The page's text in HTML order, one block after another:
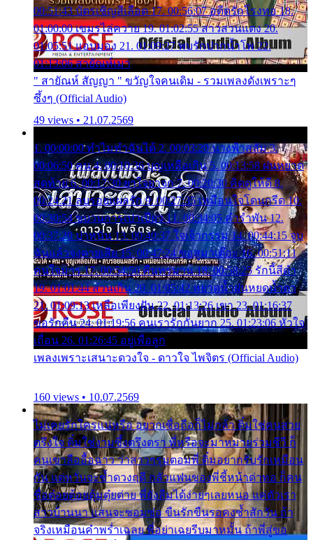
00:51:43 บัตรเชิญสีเลือด 17. 00:56:07 อดีตรักโรงทอ 18.
01:00:00 เขมรไล่ควาย 19. 01:02:55 สาวสวนแตง 20.
01:05:51 แอบมอง 21. 01:09:27 พบรักปากน้ำโพ 22.
01:13:06 สายัณห์เมา
" สายัณห์ สัญญา " ขวัญใจคนเดิม - รวมเพลงดังเพราะๆ
ซึ้งๆ (Official Audio)
49 views • 21.07.2569
1. 00:00:00 ทำไมทำฉันได้ 2. 00:03:20 นางฟ้าสลัม 3.
00:06:50 คน 4. 00:10:36 บุญเหลือเกิน 5. 00:13:58 ฝนหยาด
สุดท้าย 6. 00:17:30 ยาใจยาจก 7. 00:20:30 คิดดูให้ดี 8.
00:24:21 ลบรอยแผลรัก 9. 00:27:35 เหมือนใจโดนกรีด 10.
00:30:54 ขบวนการเปาเปียว 11. 00:34:05 คำรำพัน 12.
00:37:20 ปาหนัน 13. 00:40:37 ใจเจ้ากรรม 14. 00:44:15 จูบ
ฉันแล้วจงตายเสีย 15. 00:47:24 ขอสูมาเต๊อะ 16. 00:51:11
คนใจมาร 17. 00:54:50 คืนทรมาน 18. 00:58:25 รักนี้สีดำ
19. 01:01:44 ส่วนเกิน 20. 01:05:42 หยาดน้ำฝนหยดน้ำตา
21. 01:09:13 เหลือเพียงฝัน 22. 01:13:26 เขา 23. 01:16:37
ขอรักคืน 24. 01:19:56 คนเรารักกันยาก 25. 01:23:06 หัวใจ
เถื่อน 26. 01:26:45 อยู่เพื่อลูก
เพลงเพราะเสนาะดวงใจ - ดาวใจ ไพจิตร (Official Audio)
160 views • 10.07.2569
ไม่เคยรักใครแน่หรือ อยากเชื่อถือก็ไม่กล้า ติ๋มใช่คนสวย
ตรึงใจ ติ๋มใช่งามซึ้งตรึงตรา พี่หรือจะมาหมายร่วมชีวี ก็
คนเขาลืออื้อฉาว ว่าสาวๆรุมตอมพี่ ติ๋มอยากรับรักเหมือน
กัน แต่หวั่นจะช้ำดวงฤดี กลัวแฟนของพี่ชี้หน้าด่าทอ ก็คน
ชื่อต๋อยต้อยตุ้มตุ๋ยต่าย พี่ยังลืมได้ง่ายๆเลยหนอ แค่ตัวเรา
สาวบ้านนา แสนจะซอมซ่อ ขืนรักขืนรอคงช้ำสักวัน ถ้า
จริงเหมือนคำพร่ำเฉลย พี่อย่าเฉยรีบมาหมั้น ถ้าพี่สู่ขอ